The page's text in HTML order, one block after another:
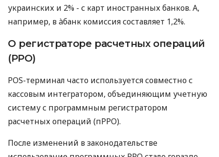
украинских и 2% - с карт иностранных банков. А,
например, в àбанк комиссия составляет 1,2%.
О регистраторе расчетных операций
(РРО)
POS-терминал часто используется совместно с
кассовым интегратором, объединяющим учетную
систему с программным регистратором
расчетных операций (пРРО).
После изменений в законодательстве